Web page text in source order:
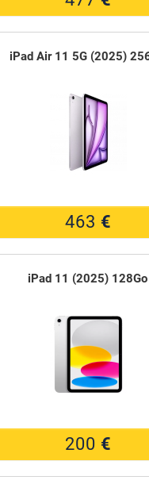
iPad Air 11 5G (2025)
463 €
iPad 11 (2025) 128Go
200 €